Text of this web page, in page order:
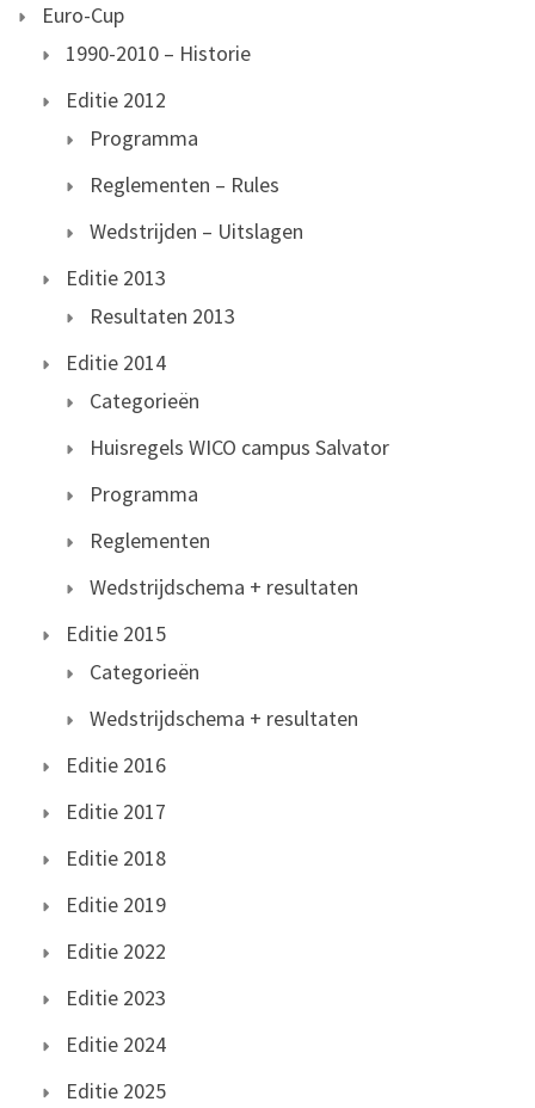
Euro-Cup
1990-2010 – Historie
Editie 2012
Programma
Reglementen – Rules
Wedstrijden – Uitslagen
Editie 2013
Resultaten 2013
Editie 2014
Categorieën
Huisregels WICO campus Salvator
Programma
Reglementen
Wedstrijdschema + resultaten
Editie 2015
Categorieën
Wedstrijdschema + resultaten
Editie 2016
Editie 2017
Editie 2018
Editie 2019
Editie 2022
Editie 2023
Editie 2024
Editie 2025